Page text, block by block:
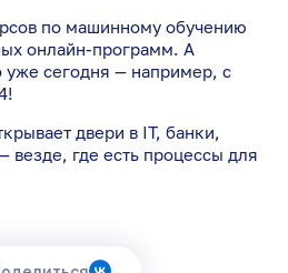
по машинному обучению
онлайн-программ. А
уже сегодня — например, с
двери в IT, банки,
везде, где есть процессы для